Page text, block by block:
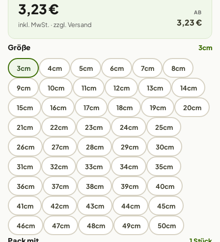
3,23 €
inkl. MwSt. · zzgl. Versand
AB
3,23 €
Größe 3cm
3cm 4cm 5cm 6cm 7cm 8cm
9cm 10cm 11cm 12cm 13cm 14cm
15cm 16cm 17cm 18cm 19cm 20cm
21cm 22cm 23cm 24cm 25cm
26cm 27cm 28cm 29cm 30cm
31cm 32cm 33cm 34cm 35cm
36cm 37cm 38cm 39cm 40cm
41cm 42cm 43cm 44cm 45cm
46cm 47cm 48cm 49cm 50cm